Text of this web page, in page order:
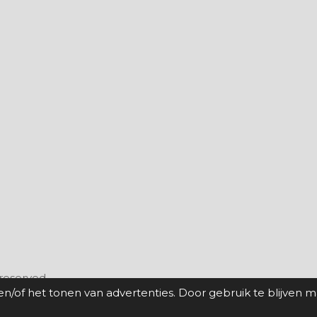
of het tonen van advertenties. Door gebruik te blijven